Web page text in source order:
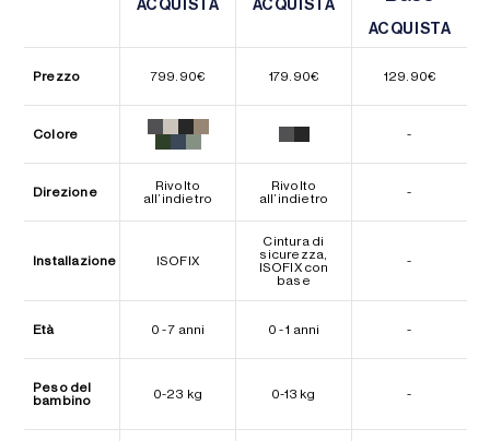
ACQUISTA
ACQUISTA
ACQUISTA
ACQUISTA
Prezzo 799.90€ 179.90€ 129.90€
Colore -
Direzione
Rivolto
all’indietro
Rivolto
all’indietro
-
Installazione ISOFIX
Cintura di
sicurezza,
ISOFIX con
base
-
Età 0 - 7 anni 0 - 1 anni -
Peso del
bambino
0-23 kg 0-13 kg -